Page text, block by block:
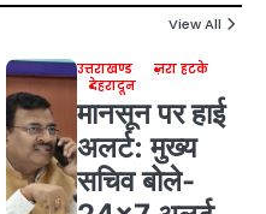
View All
उत्तराखण्ड
ज़रा हटके
देहरादून
मानसून पर हाई
अलर्ट: मुख्य
सचिव बोले-